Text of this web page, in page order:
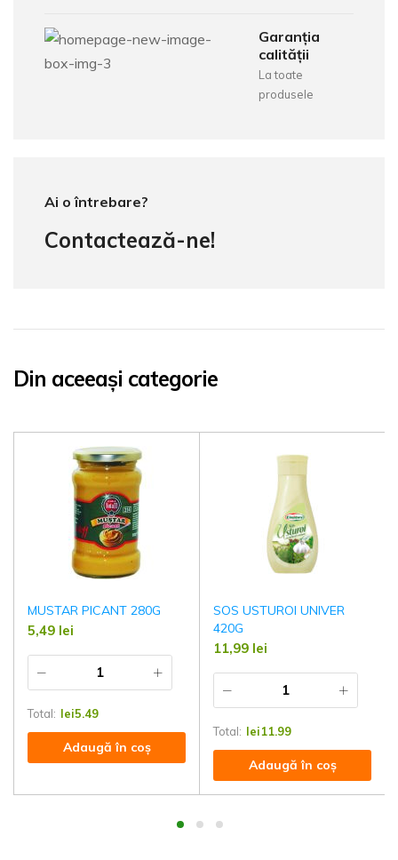
Garanția
calității
La toate
produsele
Ai o întrebare?
Contactează-ne!
Din aceeași categorie
MUSTAR PICANT 280G
5,49 lei
Total: lei5.49
Adaugă în coș
SOS USTUROI UNIVER
420G
11,99 lei
Total: lei11.99
Adaugă în coș